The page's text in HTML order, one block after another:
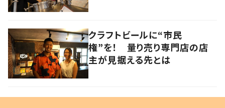
クラフトビールに“市民
権”を！ 量り売り専門店の店
主が見据える先とは